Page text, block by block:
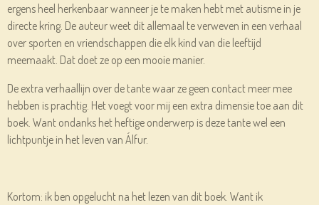
ergens heel herkenbaar wanneer je te maken hebt met autisme in je
directe kring. De auteur weet dit allemaal te verweven in een verhaal
over sporten en vriendschappen die elk kind van die leeftijd
meemaakt. Dat doet ze op een mooie manier.
De extra verhaallijn over de tante waar ze geen contact meer mee
hebben is prachtig. Het voegt voor mij een extra dimensie toe aan dit
boek. Want ondanks het heftige onderwerp is deze tante wel een
lichtpuntje in het leven van Álfur.
Kortom: ik ben opgelucht na het lezen van dit boek. Want ik